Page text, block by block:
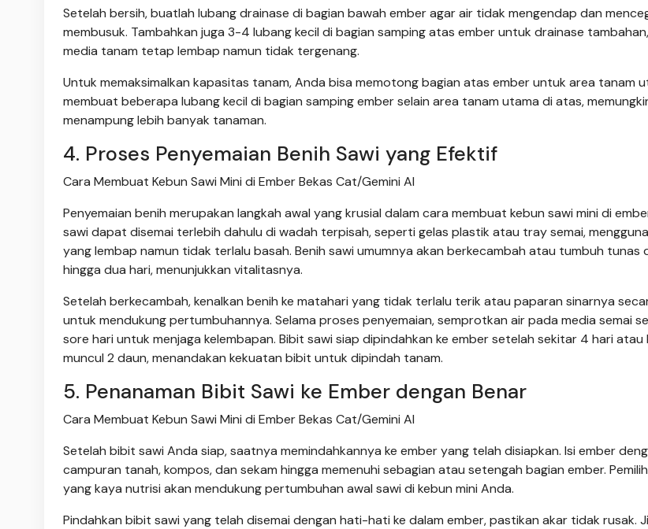
Setelah bersih, buatlah lubang drainase di bagian bawah ember agar air tidak mengendap dan
membusuk. Tambahkan juga 3-4 lubang kecil di bagian samping atas ember untuk drainase
media tanam tetap lembap namun tidak tergenang.
Untuk memaksimalkan kapasitas tanam, Anda bisa memotong bagian atas ember untuk area tanam
membuat beberapa lubang kecil di bagian samping ember selain area tanam utama di atas,
menampung lebih banyak tanaman.
4. Proses Penyemaian Benih Sawi yang Efektif
Cara Membuat Kebun Sawi Mini di Ember Bekas Cat/Gemini AI
Penyemaian benih merupakan langkah awal yang krusial dalam cara membuat kebun sawi mini di
sawi dapat disemai terlebih dahulu di wadah terpisah, seperti gelas plastik atau tray semai,
yang lembap namun tidak terlalu basah. Benih sawi umumnya akan berkecambah atau tumbuh tunas
hingga dua hari, menunjukkan vitalitasnya.
Setelah berkecambah, kenalkan benih ke matahari yang tidak terlalu terik atau paparan sinarnya
untuk mendukung pertumbuhannya. Selama proses penyemaian, semprotkan air pada media semai
sore hari untuk menjaga kelembapan. Bibit sawi siap dipindahkan ke ember setelah sekitar 4 hari atau
muncul 2 daun, menandakan kekuatan bibit untuk dipindah tanam.
5. Penanaman Bibit Sawi ke Ember dengan Benar
Cara Membuat Kebun Sawi Mini di Ember Bekas Cat/Gemini AI
Setelah bibit sawi Anda siap, saatnya memindahkannya ke ember yang telah disiapkan. Isi ember
campuran tanah, kompos, dan sekam hingga memenuhi sebagian atau setengah bagian ember.
yang kaya nutrisi akan mendukung pertumbuhan awal sawi di kebun mini Anda.
Pindahkan bibit sawi yang telah disemai dengan hati-hati ke dalam ember, pastikan akar tidak rusak.